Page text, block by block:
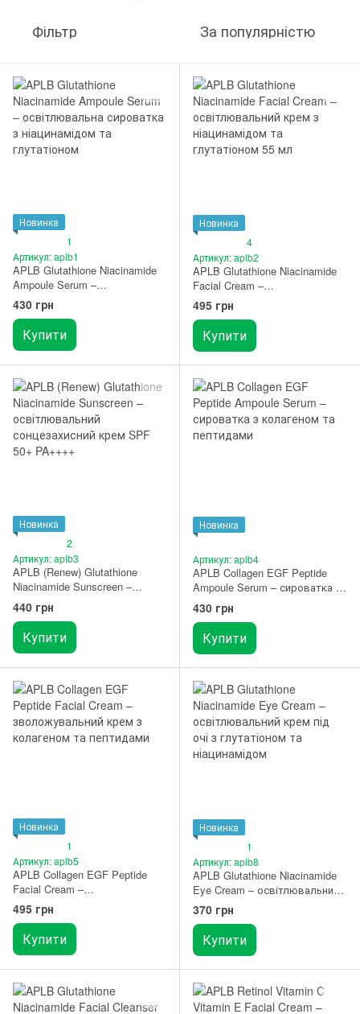
Фільтр За популярністю
Новинка
1
Артикул: aplb1
APLB Glutathione Niacinamide
Ampoule Serum –
освітлювальна сироватка з
ніацинамідом та глутатіоном
40 мл
430 грн
Купити
Новинка
4
Артикул: aplb2
APLB Glutathione Niacinamide
Facial Cream –
освітлювальний крем з
ніацинамідом та глутатіоном
55 мл
495 грн
Купити
Новинка
2
Артикул: aplb3
APLB (Renew) Glutathione
Niacinamide Sunscreen –
освітлювальний
сонцезахисний крем SPF 50+
PA++++ 40 мл
440 грн
Купити
Новинка
Артикул: aplb4
APLB Collagen EGF Peptide
Ampoule Serum – сироватка з
колагеном та пептидами 40
мл
430 грн
Купити
Новинка
1
Артикул: aplb5
APLB Collagen EGF Peptide
Facial Cream –
зволожувальний крем з
колагеном та пептидами 55
мл
495 грн
Купити
Новинка
1
Артикул: aplb8
APLB Glutathione Niacinamide
Eye Cream – освітлювальний
крем під очі з глутатіоном та
ніацинамідом 20 мл
370 грн
Купити